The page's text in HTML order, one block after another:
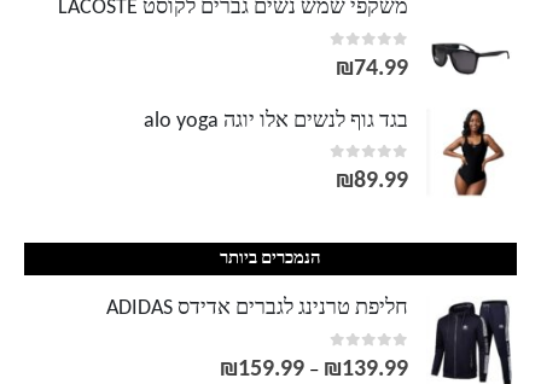
משקפי שמש נשים גברים לקוסט LACOSTE
0
out of 5
₪74.99
בגד גוף לנשים אלו יוגה alo yoga
0
out of 5
₪89.99
הנמכרים ביותר
חליפת טרנינג לגברים אדידס ADIDAS
0
out of 5
₪139.99
–
₪159.99